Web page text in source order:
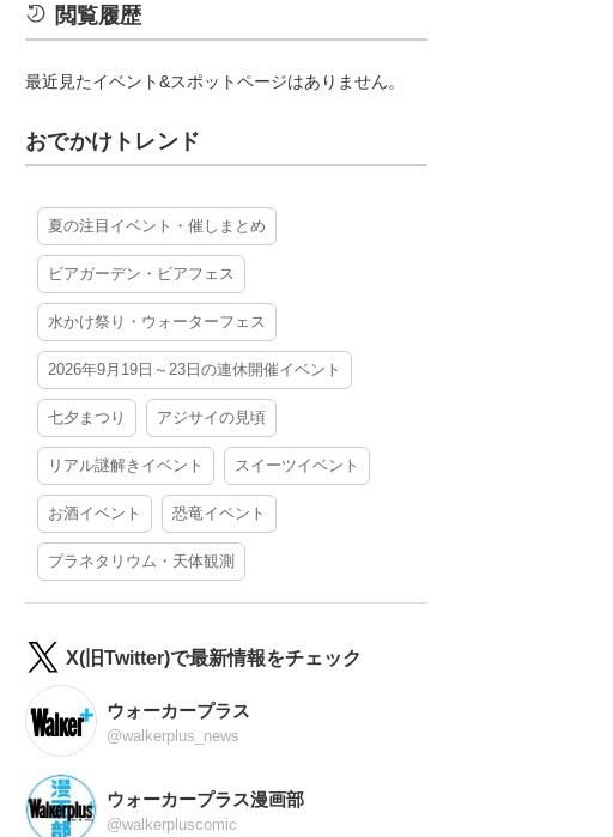
伊勢志摩の大自然で楽しむ全20種のアトラクション
自然の中で快適に過ごせるファミリー向けキャンプ場
木津川沿いにひろがる広々空間、開放感たっぷりのキ
エリアごとのキャンプ場ランキングを見る
北陸
東海
九州
閲覧履歴
最近見たイベント&スポットページはありません。
おでかけトレンド
夏の注目イベント・催しまとめ
ビアガーデン・ビアフェス
水かけ祭り・ウォーターフェス
2026年9月19日～23日の連休開催イベント
七夕まつり アジサイの見頃
リアル謎解きイベント スイーツイベント
お酒イベント 恐竜イベント
プラネタリウム・天体観測
X(旧Twitter)で最新情報をチェック
ウォーカープラス
@walkerplus_news
ウォーカープラス漫画部
@walkerpluscomic